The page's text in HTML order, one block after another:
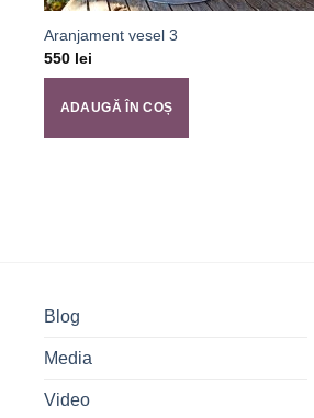
Aranjament vesel 3
550 lei
ADAUGĂ ÎN COȘ
Blog
Media
Video